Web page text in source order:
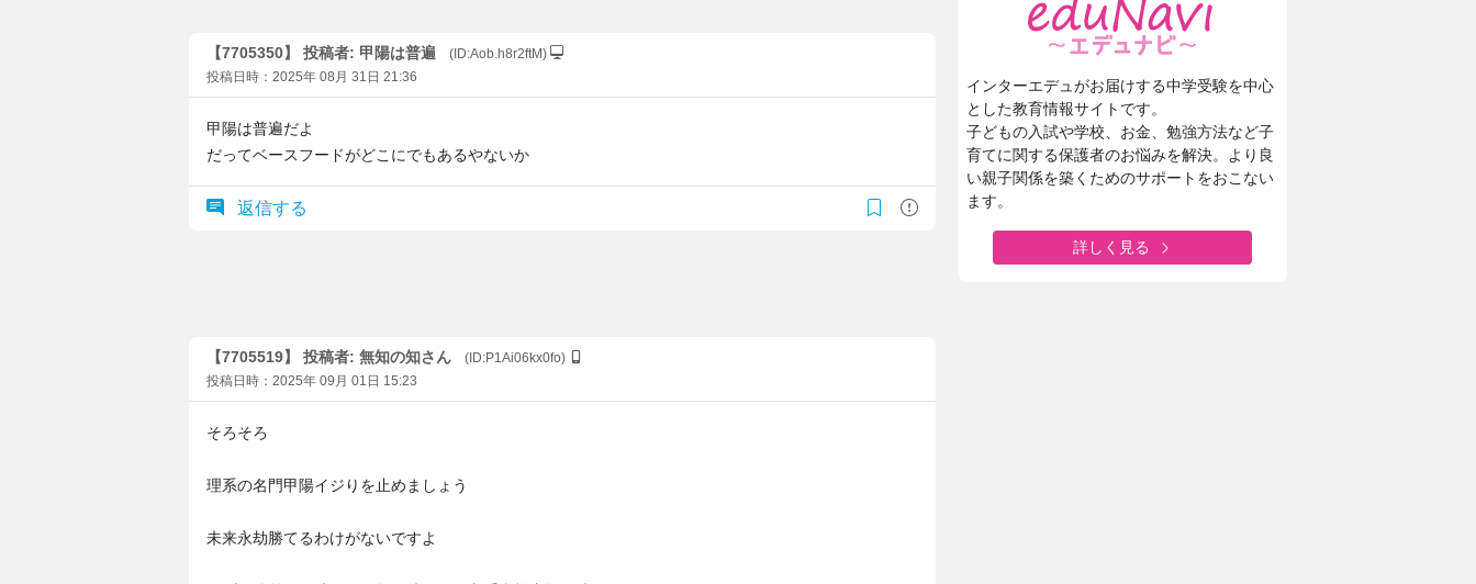
【7705350】 投稿者: 甲陽は普遍
(ID:Aob.h8r2ftM)
投稿日時：2025年 08月 31日 21:36
甲陽は普遍だよ
だってベースフードがどこにでもあるやないか
返信する
【7705519】 投稿者: 無知の知さん
(ID:P1Ai06kx0fo)
投稿日時：2025年 09月 01日 15:23
そろそろ
理系の名門甲陽イジりを止めましょう
未来永劫勝てるわけがないですよ
インターエデュがお届けする中学受験を中心
とした教育情報サイトです。
子どもの入試や学校、お金、勉強方法など子
育てに関する保護者のお悩みを解決。より良
い親子関係を築くためのサポートをおこない
ます。
詳しく見る